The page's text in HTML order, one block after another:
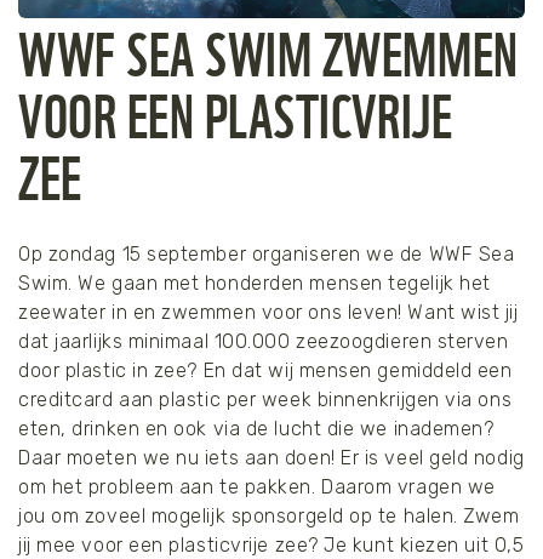
WWF SEA SWIM ZWEMMEN
VOOR EEN PLASTICVRIJE
ZEE
Op zondag 15 september organiseren we de WWF Sea
Swim. We gaan met honderden mensen tegelijk het
zeewater in en zwemmen voor ons leven! Want wist jij
dat jaarlijks minimaal 100.000 zeezoogdieren sterven
door plastic in zee? En dat wij mensen gemiddeld een
creditcard aan plastic per week binnenkrijgen via ons
eten, drinken en ook via de lucht die we inademen?
Daar moeten we nu iets aan doen! Er is veel geld nodig
om het probleem aan te pakken. Daarom vragen we
jou om zoveel mogelijk sponsorgeld op te halen. Zwem
jij mee voor een plasticvrije zee? Je kunt kiezen uit 0,5